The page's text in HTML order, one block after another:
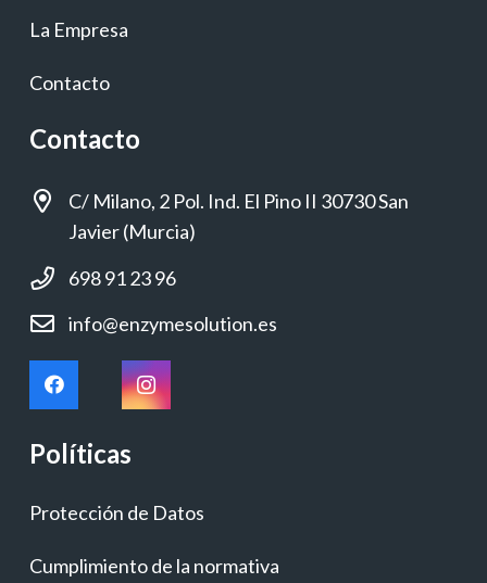
La Empresa
Contacto
Contacto
C/ Milano, 2 Pol. Ind. El Pino II 30730 San
Javier (Murcia)
698 91 23 96
info@enzymesolution.es
Políticas
Protección de Datos
Cumplimiento de la normativa